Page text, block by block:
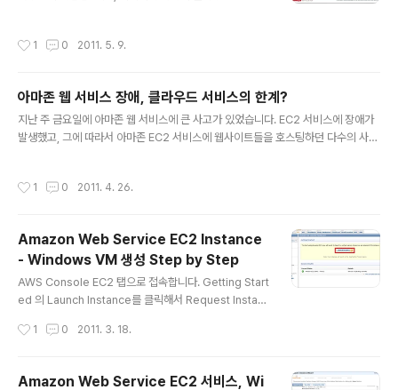
마존보다 더 저가로 서비스를 제공하고 있네요. 웹 호스팅
드 파일 서비스를 제공하고 있습니다. 아시아 지역에서도
서비스가 된다면 더 좋을텐데 하는 생각이 드는군요. 아래
주소가 RackSpace 홈페이지입니다. http://www.rack
존인..
1 0 2011. 5. 9.
아마존 웹 서비스 장애, 클라우드 서비스의 한계?
지난 주 금요일에 아마존 웹 서비스에 큰 사고가 있었습니다. EC2 서비스에 장애가
발생했고, 그에 따라서 아마존 EC2 서비스에 웹사이트들을 호스팅하던 다수의 사이
리고, 역시 현재 클라우드 서비스 시장을 선도하고 있는 아마존에서 장애가 발생했기
시 위험?…아마존 EC2 장애로 다수 사이트 중단 – 디지털 데일리 (네이버 뉴스) 아
마존 'EC2' 불통…클라우드 신뢰성 타격 – ZDNET Korea (네이버 뉴스) 당연히 미
국 미디어 기사들도 다르지 않습니다. Amaz..
1 0 2011. 4. 26.
Amazon Web Service EC2 Instance
- Windows VM 생성 Step by Step
AWS Console EC2 탭으로 접속합니다. Getting Start
ed 의 Launch Instance를 클릭해서 Request Instanc
리눅스와 윈도우 AMI 목록이 뜹니다. 자신에게 필요한 것
1 0 2011. 3. 18.
Amazon Web Service EC2 서비스, Wi